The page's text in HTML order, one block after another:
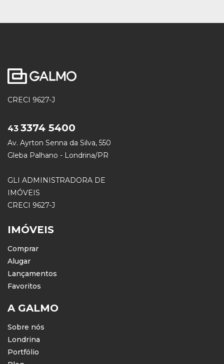
CRECI 9627-J
43 3374 5400
Av. Ayrton Senna da Silva, 550
Gleba Palhano - Londrina/PR
GLI ADMINISTRADORA DE
IMÓVEIS
CRECI 9627-J
IMÓVEIS
Comprar
Alugar
Lançamentos
Favoritos
A GALMO
Sobre nós
Londrina
Portfólio